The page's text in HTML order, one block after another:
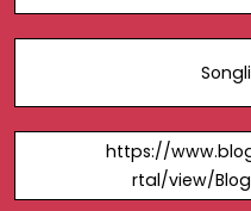
https://
rtal/view/